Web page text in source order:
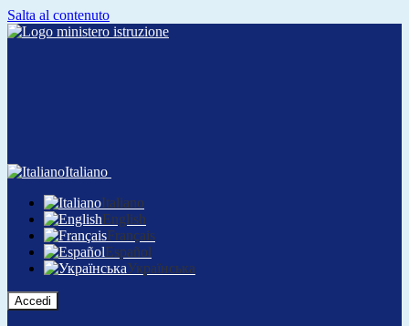
Salta al contenuto
Italiano
Italiano
English
Français
Español
Українська
Accedi